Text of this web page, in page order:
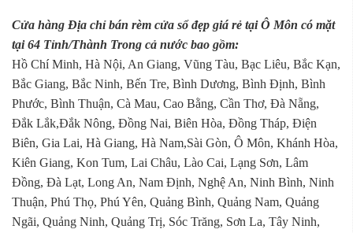
Cửa hàng Địa chỉ bán rèm cửa sổ đẹp giá rẻ tại Ô Môn có mặt
tại 64 Tỉnh/Thành Trong cả nước bao gồm:
Hồ Chí Minh, Hà Nội, An Giang, Vũng Tàu, Bạc Liêu, Bắc Kạn,
Bắc Giang, Bắc Ninh, Bến Tre, Bình Dương, Bình Định, Bình
Phước, Bình Thuận, Cà Mau, Cao Bằng, Cần Thơ, Đà Nẵng,
Đắk Lắk,Đắk Nông, Đồng Nai, Biên Hòa, Đồng Tháp, Điện
Biên, Gia Lai, Hà Giang, Hà Nam,Sài Gòn, Ô Môn, Khánh Hòa,
Kiên Giang, Kon Tum, Lai Châu, Lào Cai, Lạng Sơn, Lâm
Đồng, Đà Lạt, Long An, Nam Định, Nghệ An, Ninh Bình, Ninh
Thuận, Phú Thọ, Phú Yên, Quảng Bình, Quảng Nam, Quảng
Ngãi, Quảng Ninh, Quảng Trị, Sóc Trăng, Sơn La, Tây Ninh,